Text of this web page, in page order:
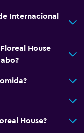
Internacional
House
House?